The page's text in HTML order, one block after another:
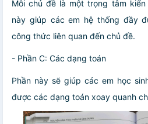
Mỗi chủ đề là một trọng tâm
này giúp các em hệ thống đầy
công thức liên quan đến chủ đề.
- Phần C: Các dạng toán
Phần này sẽ giúp các em học
được các dạng toán xoay quanh